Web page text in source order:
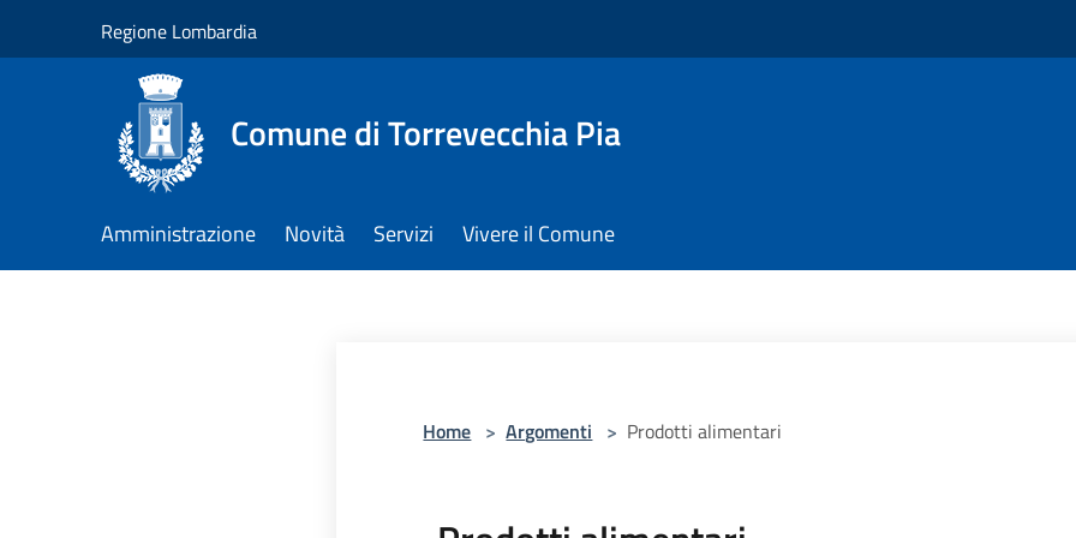
Regione Lombardia
Comune di Torrevecchia Pia
Amministrazione Novità Servizi Vivere il Comune
Home > Argomenti > Prodotti alimentari